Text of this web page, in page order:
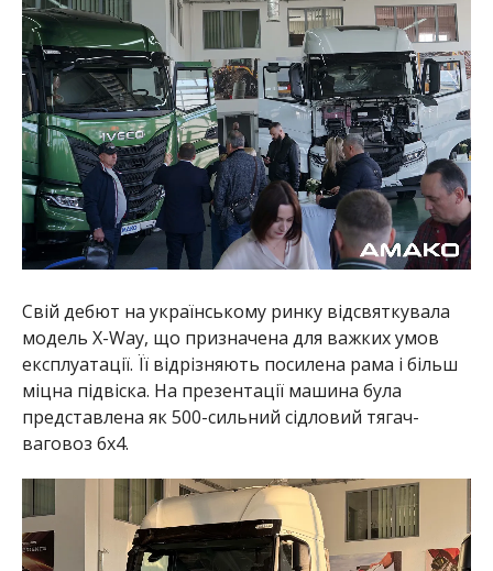
Свій дебют на українському ринку відсвяткувала
модель X-Way, що призначена для важких умов
експлуатації. Її відрізняють посилена рама і більш
міцна підвіска. На презентації машина була
представлена ​​як 500-сильний сідловий тягач-
ваговоз 6х4.